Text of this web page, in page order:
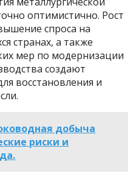
оптимистично. Рост
спроса на
странах, а также
мер по модернизации
создают
восстановления и
добыча
риски и